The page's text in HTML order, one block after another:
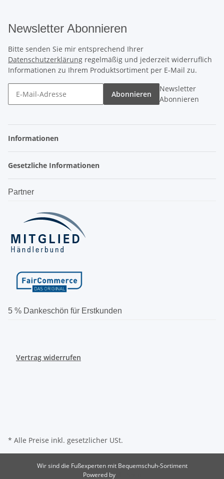
Newsletter Abonnieren
Bitte senden Sie mir entsprechend Ihrer
Datenschutzerklärung regelmäßig und jederzeit widerruflich
Informationen zu Ihrem Produktsortiment per E-Mail zu.
Abonnieren
Newsletter
Abonnieren
Informationen
Gesetzliche Informationen
Partner
5 % Dankeschön für Erstkunden
Vertrag widerrufen
* Alle Preise inkl. gesetzlicher USt.
Wir sind die Fußexperten mit Bequemschuh-Sortiment
Powered by